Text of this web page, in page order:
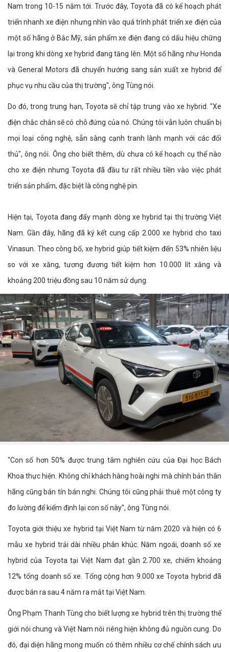
Nam trong 10-15 năm tới. Trước đây, Toyota đã có kế hoạch phát
triển nhanh xe điện nhưng nhìn vào quá trình phát triển xe điện của
một số hãng ở Bắc Mỹ, sản phẩm xe điện đang có dấu hiệu chững
lại trong khi dòng xe hybrid đang tăng lên. Một số hãng như Honda
và General Motors đã chuyển hướng sang sản xuất xe hybrid để
phục vụ nhu cầu của thị trường", ông Tùng nói.
Do đó, trong trung hạn, Toyota sẽ chỉ tập trung vào xe hybrid. "Xe
điện chắc chắn sẽ có chỗ đứng của nó. Chúng tôi vẫn luôn chuẩn bị
mọi loại công nghệ, sẵn sàng cạnh tranh lành mạnh với các đối
thủ", ông nói. Ông cho biết thêm, dù chưa có kế hoạch cụ thể nào
cho xe điện nhưng Toyota đã đầu tư rất nhiều tiền vào việc phát
triển sản phẩm, đặc biệt là công nghệ pin.
Hiện tại, Toyota đang đẩy mạnh dòng xe hybrid tại thị trường Việt
Nam. Gần đây, hãng đã ký kết cung cấp 2.000 xe hybrid cho taxi
Vinasun. Theo công bố, xe hybrid giúp tiết kiệm đến 53% nhiên liệu
so với xe xăng, tương đương tiết kiệm hơn 10.000 lít xăng và
khoảng 200 triệu đồng sau 10 năm sử dụng.
"Con số hơn 50% được trung tâm nghiên cứu của Đại học Bách
Khoa thực hiện. Không chỉ khách hàng hoài nghi mà chính bản thân
hãng cũng bán tín bán nghi. Chúng tôi cũng phải thuê một công ty
đo lường để kiểm định lại con số này", ông Tùng nói.
Toyota giới thiệu xe hybrid tại Việt Nam từ năm 2020 và hiện có 6
mẫu xe hybrid trải dài nhiều phân khúc. Năm ngoái, doanh số xe
hybrid của Toyota tại Việt Nam đạt gần 2.700 xe, chiếm khoảng
12% tổng doanh số xe. Tổng cộng hơn 9.000 xe Toyota hybrid đã
được bán ra sau 4 năm ra mắt tại Việt Nam.
Ông Phạm Thanh Tùng cho biết lượng xe hybrid trên thị trường thế
giới nói chung và Việt Nam nói riêng hiện không đủ nguồn cung. Do
đó, đại diện hãng mong muốn có thêm nhiều cơ chế chính sách ưu